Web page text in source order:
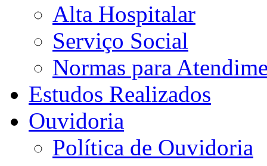
Alta Hospitalar
Serviço Social
Normas para
Estudos Realizados
Ouvidoria
Política de Ouvidoria